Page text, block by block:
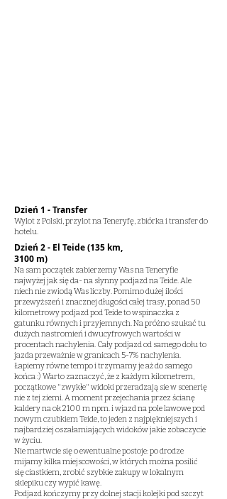
Dzień 1 - Transfer
Wylot z Polski, przylot na Teneryfę, zbiórka i transfer do
hotelu.
Dzień 2 - El Teide (135 km,
3100 m)
Na sam początek zabierzemy Was na Teneryfie
najwyżej jak się da- na słynny podjazd na Teide. Ale
niech nie zwiodą Was liczby. Pomimo dużej ilości
przewyższeń i znacznej długości całej trasy, ponad 50
kilometrowy podjazd pod Teide to wspinaczka z
gatunku równych i przyjemnych. Na próżno szukać tu
dużych nastromień i dwucyfrowych wartości w
procentach nachylenia. Cały podjazd od samego dołu to
jazda przeważnie w granicach 5-7% nachylenia.
Łapiemy równe tempo i trzymamy je aż do samego
końca :) Warto zaznaczyć, że z każdym kilometrem,
początkowe "zwykłe" widoki przeradzają sie w scenerię
nie z tej ziemi. A moment przejechania przez ścianę
kaldery na ok 2100 m npm. i wjazd na pole lawowe pod
nowym czubkiem Teide, to jeden z najpiękniejszych i
najbardziej oszałamiających widoków jakie zobaczycie
w życiu.
Nie martwcie się o ewentualne postoje: po drodze
mijamy kilka miejscowości, w których można posilić
się ciastkiem, zrobić szybkie zakupy w lokalnym
sklepiku czy wypić kawę.
Podjazd kończymy przy dolnej stacji kolejki pod szczyt